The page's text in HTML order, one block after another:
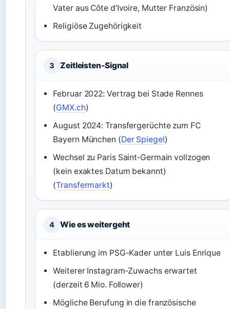
Vater aus Côte d’Ivoire, Mutter Französin)
Religiöse Zugehörigkeit
3 Zeitleisten-Signal
Februar 2022: Vertrag bei Stade Rennes
(GMX.ch)
August 2024: Transfergerüchte zum FC
Bayern München (Der Spiegel)
Wechsel zu Paris Saint‑Germain vollzogen
(kein exaktes Datum bekannt)
(Transfermarkt)
4 Wie es weitergeht
Etablierung im PSG-Kader unter Luis Enrique
Weiterer Instagram‑Zuwachs erwartet
(derzeit 6 Mio. Follower)
Mögliche Berufung in die französische